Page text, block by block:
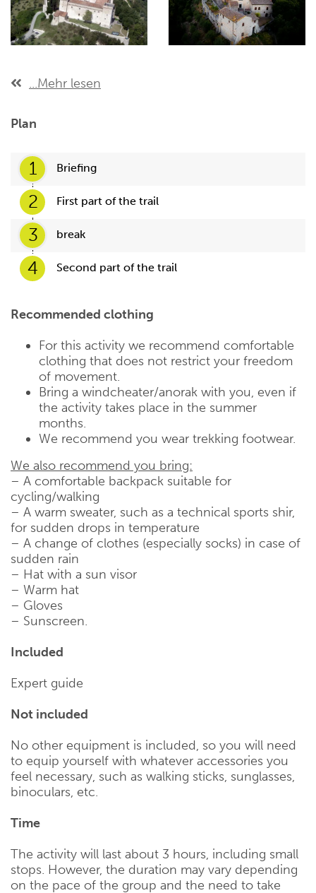
...Mehr lesen
Plan
1 Briefing
2 First part of the trail
3 break
4 Second part of the trail
Recommended clothing
For this activity we recommend comfortable
clothing that does not restrict your freedom
of movement.
Bring a windcheater/anorak with you, even if
the activity takes place in the summer
months.
We recommend you wear trekking footwear.
We also recommend you bring:
– A comfortable backpack suitable for
cycling/walking
– A warm sweater, such as a technical sports shir,
for sudden drops in temperature
– A change of clothes (especially socks) in case of
sudden rain
– Hat with a sun visor
– Warm hat
– Gloves
– Sunscreen.
Included
Expert guide
Not included
No other equipment is included, so you will need
to equip yourself with whatever accessories you
feel necessary, such as walking sticks, sunglasses,
binoculars, etc.
Time
The activity will last about 3 hours, including small
stops. However, the duration may vary depending
on the pace of the group and the need to take